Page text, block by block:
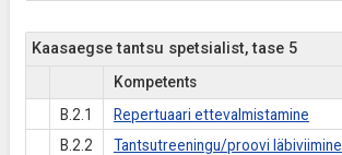
Kaasaegse tantsu spetsialist, tase 5
Kompetents
B.2.1
Repertuaari ettevalmistamine
B.2.2
Tantsutreeningu/proovi läbiviimine